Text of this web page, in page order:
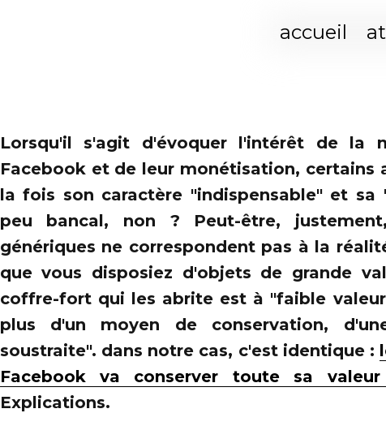
accueil
Lorsqu'il s'agit d'évoquer l'intérêt de la
Facebook et de leur monétisation, certains
la fois son caractère "indispensable" et sa
peu bancal, non ? Peut-être,
génériques ne correspondent pas à la
que vous disposiez d'objets de grande
coffre-fort qui les abrite est à "faible
plus d'un moyen de conservation,
soustraite". dans notre cas, c'est identique :
Facebook va conserver toute sa
Explications.